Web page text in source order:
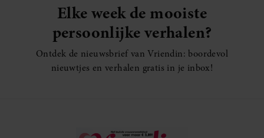
Elke week de mooiste
persoonlijke verhalen?
Ontdek de nieuwsbrief van Vriendin: boordevol
nieuwtjes en verhalen gratis in je inbox!